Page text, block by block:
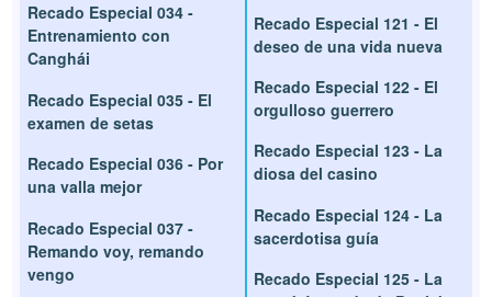
Recado Especial 034 -
Entrenamiento con
Canghái
Recado Especial 035 - El
examen de setas
Recado Especial 036 - Por
una valla mejor
Recado Especial 037 -
Remando voy, remando
vengo
Recado Especial 121 - El
deseo de una vida nueva
Recado Especial 122 - El
orgulloso guerrero
Recado Especial 123 - La
diosa del casino
Recado Especial 124 - La
sacerdotisa guía
Recado Especial 125 - La